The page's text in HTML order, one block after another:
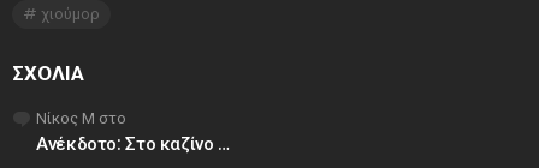
χιούμορ
ΣΧΌΛΙΑ
Νίκος Μ στο
Ανέκδοτο: Στο καζίνο …